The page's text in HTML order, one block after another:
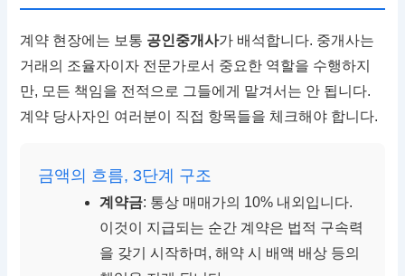
계약 현장에는 보통 공인중개사가 배석합니다. 중개사는
거래의 조율자이자 전문가로서 중요한 역할을 수행하지
만, 모든 책임을 전적으로 그들에게 맡겨서는 안 됩니다.
계약 당사자인 여러분이 직접 항목들을 체크해야 합니다.
금액의 흐름, 3단계 구조
계약금: 통상 매매가의 10% 내외입니다.
이것이 지급되는 순간 계약은 법적 구속력
을 갖기 시작하며, 해약 시 배액 배상 등의